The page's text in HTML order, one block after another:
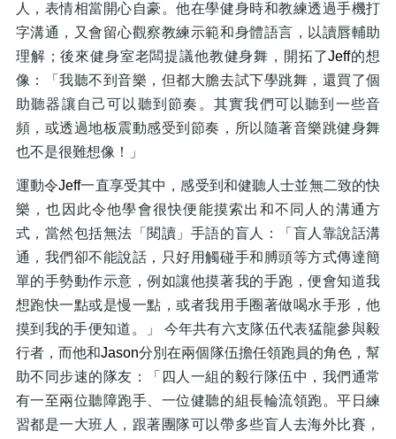
人，表情相當開心自豪。他在學健身時和教練透過手機打
字溝通，又會留心觀察教練示範和身體語言，以讀唇輔助
理解；後來健身室老闆提議他教健身舞，開拓了Jeff的想
像：「我聽不到音樂，但都大膽去試下學跳舞，還買了個
助聽器讓自己可以聽到節奏。其實我們可以聽到一些音
頻，或透過地板震動感受到節奏，所以隨著音樂跳健身舞
也不是很難想像！」
運動令Jeff一直享受其中，感受到和健聽人士並無二致的快
樂，也因此令他學會很快便能摸索出和不同人的溝通方
式，當然包括無法「閱讀」手語的盲人：「盲人靠說話溝
通，我們卻不能說話，只好用觸碰手和膊頭等方式傳達簡
單的手勢動作示意，例如讓他摸著我的手跑，便會知道我
想跑快一點或是慢一點，或者我用手圈著做喝水手形，他
摸到我的手便知道。」
今年共有六支隊伍代表猛龍參與毅
行者，而他和Jason分別在兩個隊伍擔任領跑員的角色，幫
助不同步速的隊友：「四人一組的毅行隊伍中，我們通常
有一至兩位聽障跑手、一位健聽的組長輪流領跑。平日練
習都是一大班人，跟著團隊可以帶多些盲人去海外比賽，